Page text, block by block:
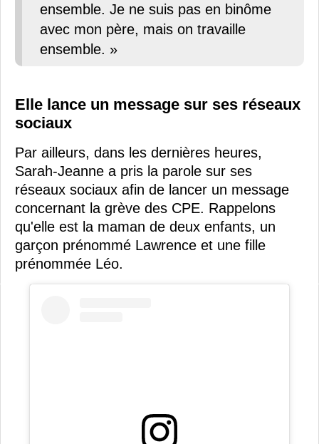
ensemble. Je ne suis pas en binôme
avec mon père, mais on travaille
ensemble. »
Elle lance un message sur ses réseaux
sociaux
Par ailleurs, dans les dernières heures,
Sarah-Jeanne a pris la parole sur ses
réseaux sociaux afin de lancer un message
concernant la grève des CPE. Rappelons
qu'elle est la maman de deux enfants, un
garçon prénommé Lawrence et une fille
prénommée Léo.